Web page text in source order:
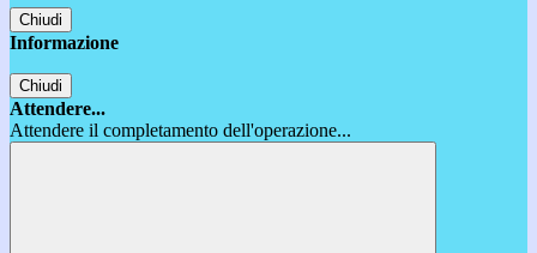
Chiudi
Informazione
Chiudi
Attendere...
Attendere il completamento dell'operazione...